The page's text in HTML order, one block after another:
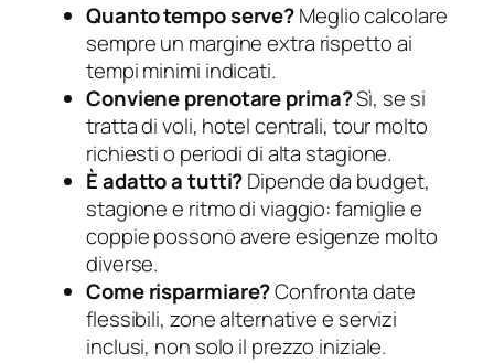
Quanto tempo serve?Meglio calcolare
sempre un margine extra rispetto ai
tempi minimi indicati.
Conviene prenotare prima?Sì, se si
tratta di voli, hotel centrali, tour molto
richiesti o periodi di alta stagione.
È adatto a tutti?Dipende da budget,
stagione e ritmo di viaggio: famiglie e
coppie possono avere esigenze molto
diverse.
Come risparmiare?Confronta date
flessibili, zone alternative e servizi
inclusi, non solo il prezzo iniziale.